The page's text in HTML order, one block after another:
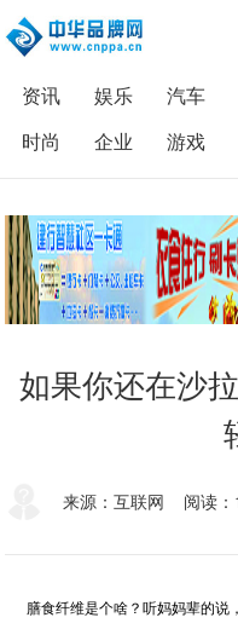
资讯 娱乐 汽车
时尚
企业 游戏
如果你还在沙
来源：互联网 阅读
膳食纤维是个啥？听妈妈辈的说